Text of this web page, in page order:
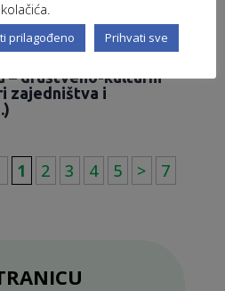
– društveno-kulturni
zajedništva i
1 2 3 4 5 > 7
kolačića.
prilagođeno Prihvati sve